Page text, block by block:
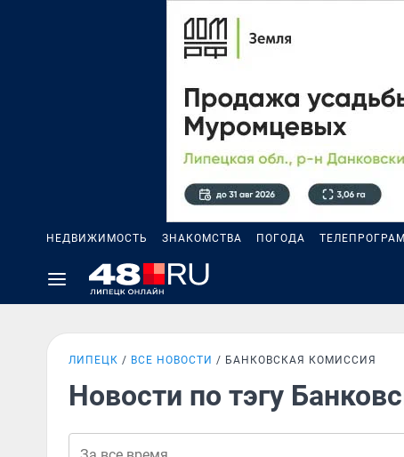
НЕДВИЖИМОСТЬ ЗНАКОМСТВА ПОГОДА
ЛИПЕЦК ВСЕ НОВОСТИ БАНКОВСКАЯ КОМИССИЯ
Новости по тэгу